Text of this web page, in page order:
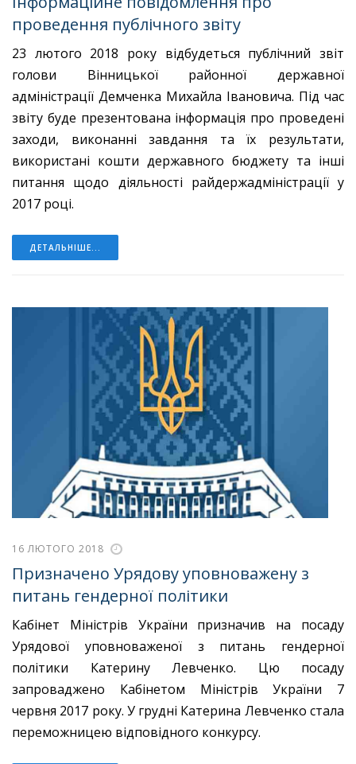
проведення публічного звіту
23 лютого 2018 року відбудеться публічний звіт
голови Вінницької районної державної
адміністрації Демченка Михайла Івановича. Під час
звіту буде презентована інформація про проведені
заходи, виконанні завдання та їх результати,
використані кошти державного бюджету та інші
питання щодо діяльності райдержадміністрації у
2017 році.
ДЕТАЛЬНІШЕ...
16 ЛЮТОГО 2018
Призначено Урядову уповноважену з
питань гендерної політики
Кабінет Міністрів України призначив на посаду
Урядової уповноваженої з питань гендерної
політики Катерину Левченко. Цю посаду
запроваджено Кабінетом Міністрів України 7
червня 2017 року. У грудні Катерина Левченко стала
переможницею відповідного конкурсу.